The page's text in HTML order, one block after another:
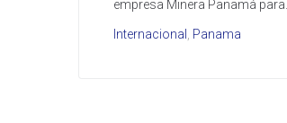
empresa Minera Panamá para...
Internacional Panama